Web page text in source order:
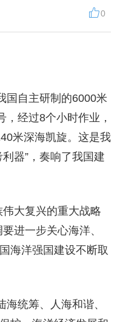
0
国自主研制的6000米
，经过8个小时作业，
米深海凯旋。这是我
器”，奏响了我国建
大复兴的重大战略
进一步关心海洋、
海洋强国建设不断取
海统筹、人海和谐、